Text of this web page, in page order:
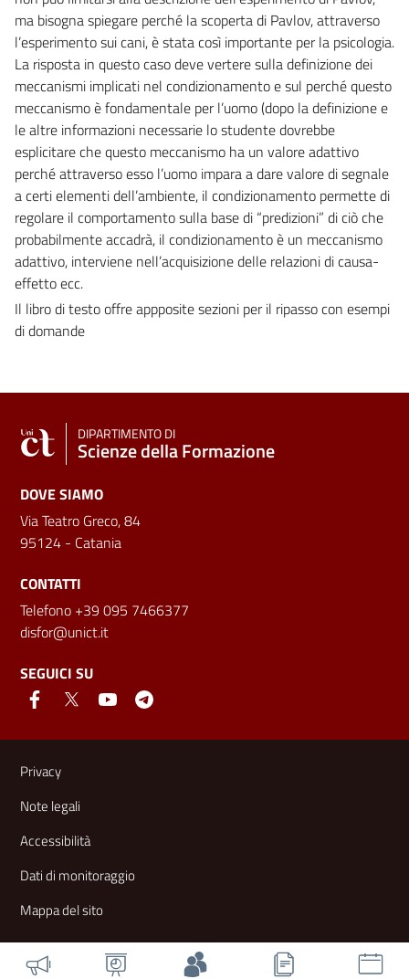
ma bisogna spiegare perché la scoperta di Pavlov, attraverso
l’esperimento sui cani, è stata così importante per la psicologia.
La risposta in questo caso deve vertere sulla definizione dei
meccanismi implicati nel condizionamento e sul perché questo
meccanismo è fondamentale per l’uomo (dopo la definizione e
le altre informazioni necessarie lo studente dovrebbe
esplicitare che questo meccanismo ha un valore adattivo
perché attraverso esso l’uomo impara a dare valore di segnale
a certi elementi dell’ambiente, il condizionamento permette di
regolare il comportamento sulla base di “predizioni” di ciò che
probabilmente accadrà, il condizionamento è un meccanismo
adattivo, interviene nell’acquisizione delle relazioni di causa-
effetto ecc.
Il libro di testo offre appposite sezioni per il ripasso con esempi
di domande
DIPARTIMENTO DI
Scienze della Formazione
DOVE SIAMO
Via Teatro Greco, 84
95124 - Catania
CONTATTI
Telefono +39 095 7466377
disfor@unict.it
SEGUICI SU
Link e informazioni utili
Privacy
Note legali
Accessibilità
Dati di monitoraggio
Mappa del sito